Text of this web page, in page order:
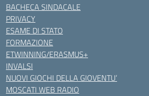
BACHECA SINDACALE
PRIVACY
ESAME DI STATO
FORMAZIONE
ETWINNING/ERASMUS+
INVALSI
NUOVI GIOCHI DELLA GIOVENTU’
MOSCATI WEB RADIO